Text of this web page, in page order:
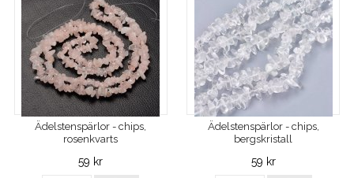
Ädelstenspärlor - chips,
rosenkvarts
59 kr
Ädelstenspärlor - chips,
bergskristall
59 kr